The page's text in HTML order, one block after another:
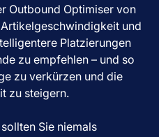
Outbound Optimiser von
und
Platzierungen
zu empfehlen – und so
zu verkürzen und die
zu steigern.
Sie niemals